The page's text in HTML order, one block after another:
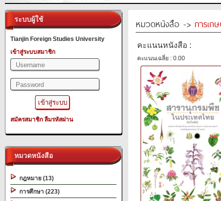
ระบบผู้ใช้
Tianjin Foreign Studies University
เข้าสู่ระบบสมาชิก
สมัครสมาชิก ลืมรหัสผ่าน
หมวดหนังสือ
กฎหมาย (13)
การศึกษา (223)
หมวดหนังสือ -> การเก
คะแนนหนังสือ :
คะแนนเฉลี่ย : 0.00